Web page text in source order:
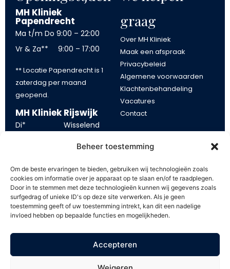
Beheer toestemming
Om de beste ervaringen te bieden, gebruiken wij technologieën zoals
cookies om informatie over je apparaat op te slaan en/of te raadplegen.
Door in te stemmen met deze technologieën kunnen wij gegevens zoals
surfgedrag of unieke ID's op deze site verwerken. Als je geen
toestemming geeft of uw toestemming intrekt, kan dit een nadelige
invloed hebben op bepaalde functies en mogelijkheden.
Accepteren
MH Kliniek
Papendrecht
Ma t/m Do 9:00 – 22:00
Vr & Za**
9:00 – 17:00
** Locatie Papendrecht is 1
zaterdag per maand
geopend.
MH Kliniek Rijswijk
Di*
Wisselend
*tijden op dinsdag kunnen
eerder of later beginnen.
graag
Over MH Kliniek
Maak een afspraak
Privacybeleid
Algemene voorwaarden
Klachtenbehandeling
Vacatures
Contact
Blijf op de
hoogte
Blijf op de hoogte van onze
aanbiedingen. Schrijf u in op
onze mailing en ontvang €
5,- korting op uw volgende
behandeling.